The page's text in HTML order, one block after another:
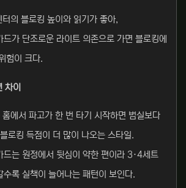
터의 블로킹 높이와 읽기가 좋아,
드가 단조로운 라이트 의존으로 가면 블로킹에
험이 크다.
차이
홈에서 파고가 한 번 타기 시작하면 범실보다
로킹 득점이 더 많이 나오는 스타일.
드는 원정에서 뒷심이 약한 편이라 3·4세트
수록 실책이 늘어나는 패턴이 보인다.